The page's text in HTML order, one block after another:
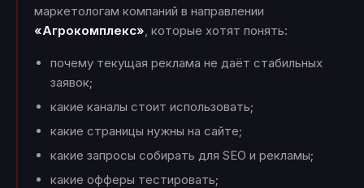
маркетологам компаний в направлении
«Агрокомплекс», которые хотят понять:
почему текущая реклама не даёт стабильных
заявок;
какие каналы стоит использовать;
какие страницы нужны на сайте;
какие запросы собирать для SEO и рекламы;
какие офферы тестировать;